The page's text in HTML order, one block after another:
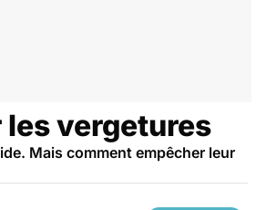
vergetures
Mais comment empêcher leur